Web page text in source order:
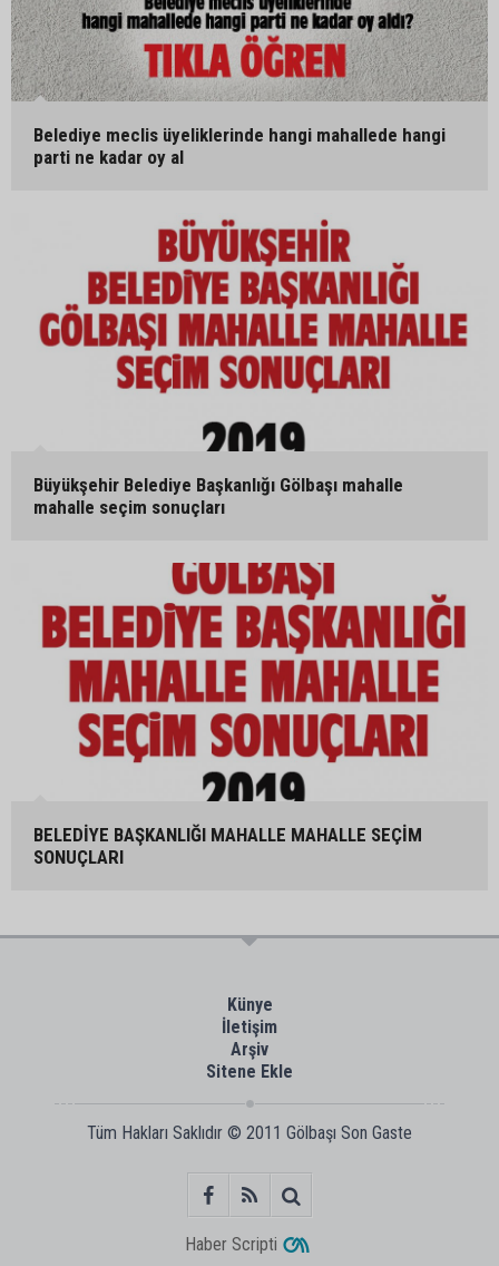
Belediye meclis üyeliklerinde hangi mahallede hangi
parti ne kadar oy al
Büyükşehir Belediye Başkanlığı Gölbaşı mahalle
mahalle seçim sonuçları
BELEDİYE BAŞKANLIĞI MAHALLE MAHALLE SEÇİM
SONUÇLARI
Künye
İletişim
Arşiv
Sitene Ekle
Tüm Hakları Saklıdır © 2011 Gölbaşı Son Gaste
Haber Scripti